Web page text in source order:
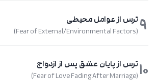
9 ترس از عوامل محیطی
(Fear of External/Environmental Factors)
10ترس از پایان عشق پس از ازدواج
(Fear of Love Fading After Marriage)